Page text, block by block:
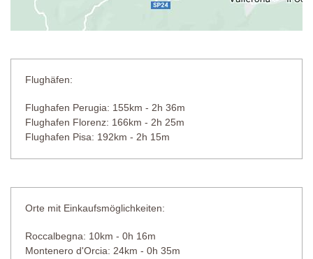
Flughäfen:
Flughafen Perugia: 155km - 2h 36m
Flughafen Florenz: 166km - 2h 25m
Flughafen Pisa: 192km - 2h 15m
Orte mit Einkaufsmöglichkeiten:
Roccalbegna: 10km - 0h 16m
Montenero d'Orcia: 24km - 0h 35m